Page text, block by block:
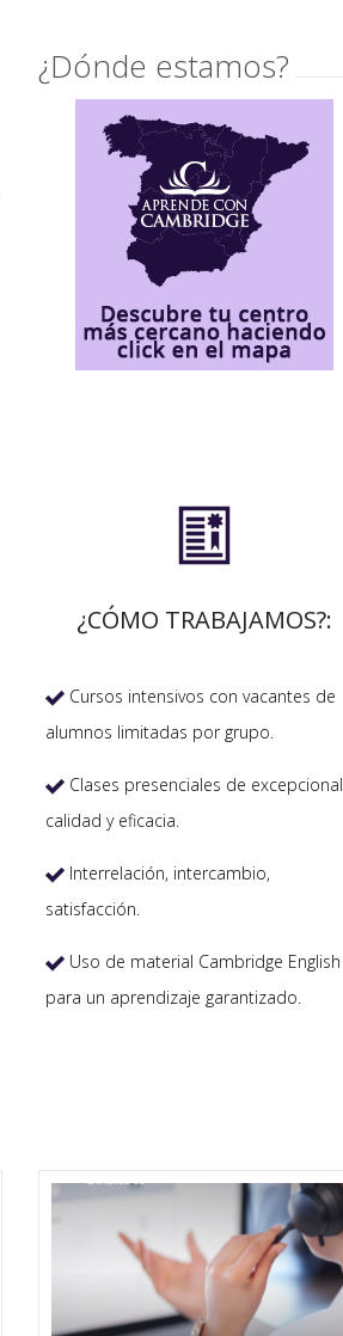
¿Dónde estamos?

¿CÓMO TRABAJAMOS?:
 Cursos intensivos con vacantes de
alumnos limitadas por grupo.
 Clases presenciales de excepcional
calidad y eficacia.
 Interrelación, intercambio,
satisfacción.
 Uso de material Cambridge English
para un aprendizaje garantizado.